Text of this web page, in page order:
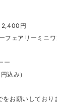
2,400円
フェアリーミニワ
ー
込み）
お願いしており